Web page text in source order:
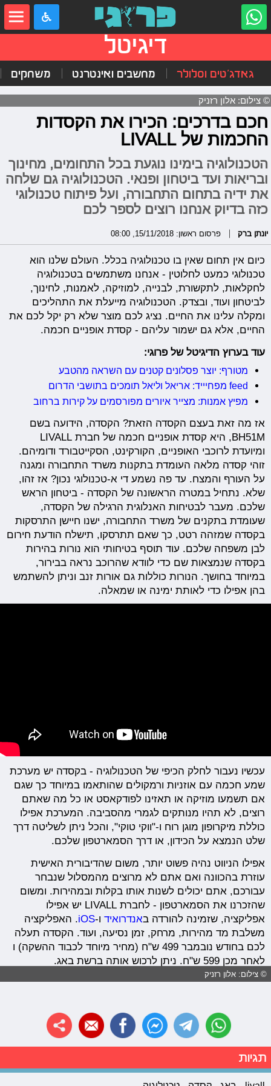
דיגיטל
גאדג'טים וסלולר מחשבים ואינטרנט משחקים
© צילום: אלון רזניק
חכם בדרכים: הכירו את הקסדות
החכמות של LIVALL
הטכנולוגיה בימינו נוגעת בכל התחומים, מחינוך
ובריאות ועד ביטחון ופנאי. הטכנולוגיה גם שלחה
את ידיה בתחום התחבורה, ועל פיתוח טכנולוגי
כזה בדיוק אנחנו רוצים לספר לכם
יונתן ברק פרסום ראשון: 15/11/2018, 08:00
כיום אין תחום שאין בו טכנולוגיה בכלל. העולם שלנו הוא
טכנולוגי כמעט לחלוטין - אנחנו משתמשים בטכנולוגיה
לחקלאות, לתקשורת, לבנייה, למוזיקה, לאמנות, לחינוך,
לביטחון ועוד, ובצדק. הטכנולוגיה מייעלת את התהליכים
ומקלה עלינו את החיים. נציג לכם מוצר שלא רק יקל לכם את
החיים, אלא גם ישמור עליהם - קסדת אופניים חכמה.
עוד בערוץ הדיגיטל של פרוגי:
מטורף: יוצר פסלונים קטנים עם השראה מהטבע
feed מפחיייד: אריאל וליאל תומכים בתושבי הדרום
מפיץ אמנות: מצייר איורים מפורסמים על קירות ברחוב
אז מה זאת בעצם הקסדה הזאת? הקסדה, הידועה בשם
BH51M, היא קסדת אופניים חכמה של חברת LIVALL
ומיועדת לרוכבי האופניים, הקורקינט, הסקייטבורד ודומיהם.
זוהי קסדה מלאה העומדת בתקנות משרד התחבורה ומגנה
על העורף והמצח. עד פה נשמע די א-טכנולוגי נכון? אז זהו,
שלא. נתחיל במטרה הראשונה של הקסדה - ביטחון הראש
שלכם. מעבר לבטיחות האנלוגית הרגילה של הקסדה,
שעומדת בתקנים של משרד התחבורה, ישנו חיישן התרסקות
בקסדה שמזהה רטט, כך שאם תתרסקו, תישלח הודעת חירום
לבן משפחה שלכם. עוד תוסף בטיחותי הוא נורות בהירות
בקסדה שנמצאות שם כדי לוודא שהרוכב נראה בבירור,
במיוחד בחושך. הנורות כוללות גם אורות זנב וניתן להשתמש
בהן אפילו כדי לאותת ימינה או שמאלה.
עכשיו נעבור לחלק הכיפי של הטכנולוגיה - בקסדה יש מערכת
שמע חכמה עם אוזניות ורמקולים שהותאמו במיוחד כך שגם
אם תשמעו מוזיקה או תאזינו לפודקאסט או כל מה שאתם
רוצים, לא תהיו מנותקים לגמרי מהסביבה. המערכת אפילו
כוללת מיקרופון מוגן רוח ו-"ווקי טוקי", והכל ניתן לשליטה דרך
שלט הנמצא על הכידון, או דרך הסמארטפון שלכם.
אפילו הניווט נהיה פשוט יותר, משום שהדיבורית האישית
עוזרת בהכוונה ואם אתם לא מרוצים מהמסלול שנבחר
עבורכם, אתם יכולים לשנות אותו בקלות ובמהירות. ומשום
שהזכרנו את הסמארטפון - לחברת LIVALL יש אפילו
אפליקציה, שזמינה להורדה באנדרואיד ו-iOS. האפליקציה
משלבת מד מהירות, מרחק, זמן נסיעה, ועוד. הקסדה תעלה
לכם בחודש נובמבר 499 ש"ח (מחיר מיוחד לכבוד ההשקה) ו
לאחר מכן 599 ש"ח. ניתן לרכוש אותה ברשת באג.
© צילום: אלון רזניק
תגיות